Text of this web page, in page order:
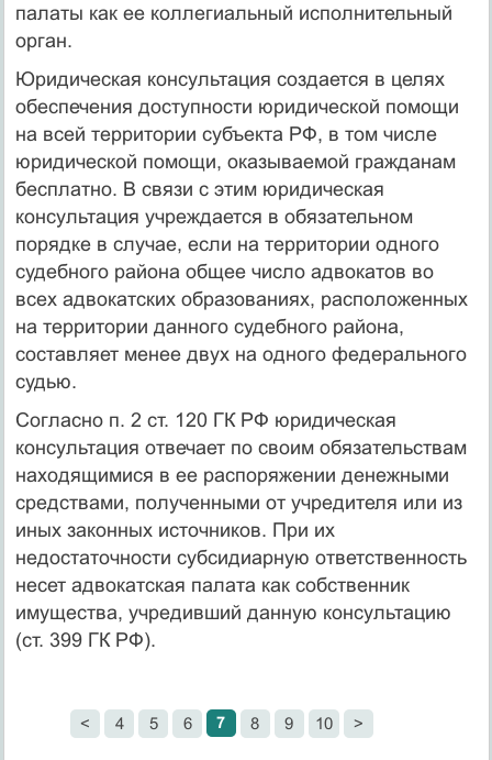
палаты как ее коллегиальный исполнительный
орган.
Юридическая консультация создается в целях
обеспечения доступности юридической помощи
на всей территории субъекта РФ, в том числе
юридической помощи, оказываемой гражданам
бесплатно. В связи с этим юридическая
консультация учреждается в обязательном
порядке в случае, если на территории одного
судебного района общее число адвокатов во
всех адвокатских образованиях, расположенных
на территории данного судебного района,
составляет менее двух на одного федерального
судью.
Согласно п. 2 ст. 120 ГК РФ юридическая
консультация отвечает по своим обязательствам
находящимися в ее распоряжении денежными
средствами, полученными от учредителя или из
иных законных источников. При их
недостаточности субсидиарную ответственность
несет адвокатская палата как собственник
имущества, учредивший данную консультацию
(ст. 399 ГК РФ).
< 4 5 6 7 8 9 10 >